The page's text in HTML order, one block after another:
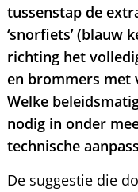
tussenstap de
‘snorfiets’ (blauw
richting het
en brommers met
Welke
nodig in onder
technische
De suggestie die